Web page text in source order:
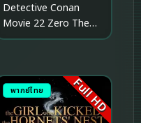
Detective Conan
Movie 22 Zero The
Enforcer ยอดนักสืบจิ๋ว
พากย์ไทย Full HD